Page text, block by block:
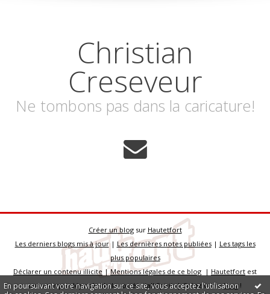
En poursuivant votre navigation sur ce site, vous acceptez l'utilisation
Christian
Creseveur
Ne tombons pas dans la caricature!
Créer un blogsur Hautetfort
Les derniers blogs mis à jour| Les dernières notes publiées| Les tags les
plus populaires
Déclarer un contenu illicite |Mentions légales de ce blog | Hautetfort est
une marque déposée de la société talkSpirit | Créez votreblog !